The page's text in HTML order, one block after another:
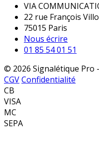
VIA
22 rue François
75015 Paris
Nous écrire
01 85 54 01 51
© 2026 Signalétique Pro
CGVConfidentialité
CB
VISA
MC
SEPA